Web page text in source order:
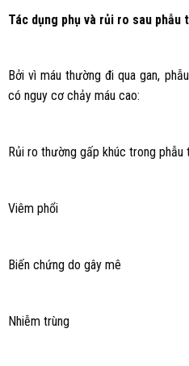
Tác dụng phụ và rủi ro sau phẫu
Bởi vì máu thường đi qua gan,
có nguy cơ chảy máu cao:
Rủi ro thường gấp khúc trong
Viêm phổi
Biến chứng do gây mê
Nhiễm trùng